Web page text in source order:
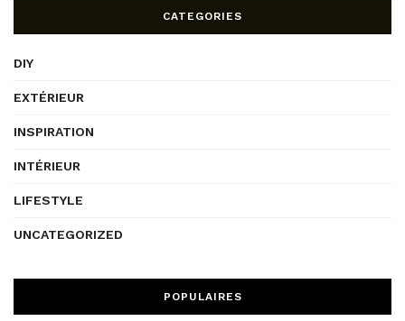
CATEGORIES
DIY
EXTÉRIEUR
INSPIRATION
INTÉRIEUR
LIFESTYLE
UNCATEGORIZED
POPULAIRES